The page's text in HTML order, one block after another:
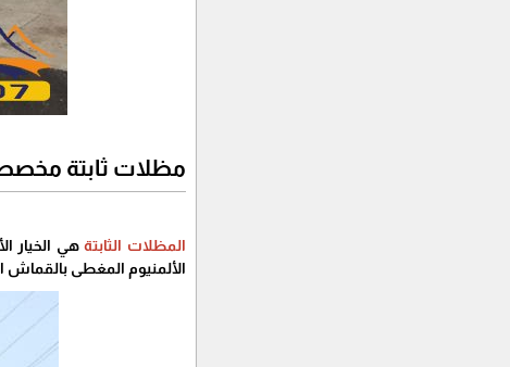
مظلات ثابتة
المظلات الثابتةهي الخيار
الألمنيوم المغطى بالقماش